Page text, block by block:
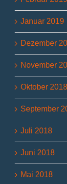
Januar 2019
Dezember
November
Oktober 2018
September
Juli 2018
Juni 2018
Mai 2018